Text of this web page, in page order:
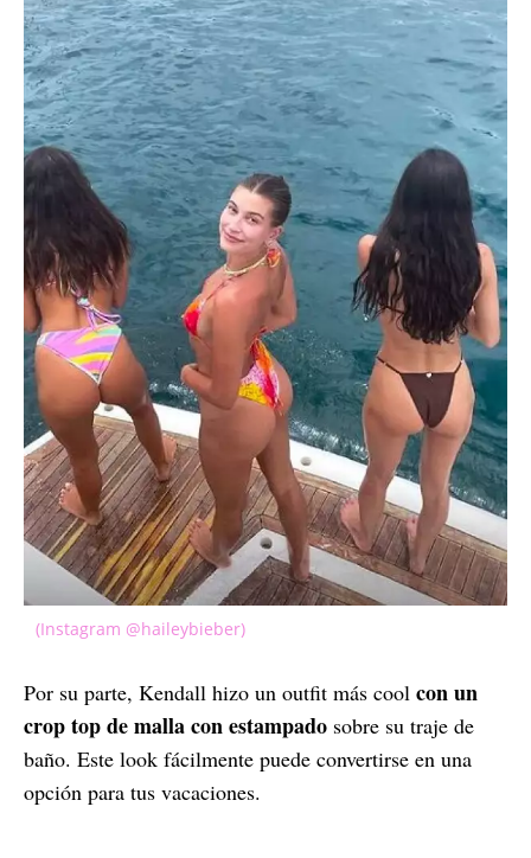
(Instagram @haileybieber)
Por su parte, Kendall hizo un outfit más cool con un
crop top de malla con estampado sobre su traje de
baño. Este look fácilmente puede convertirse en una
opción para tus vacaciones.